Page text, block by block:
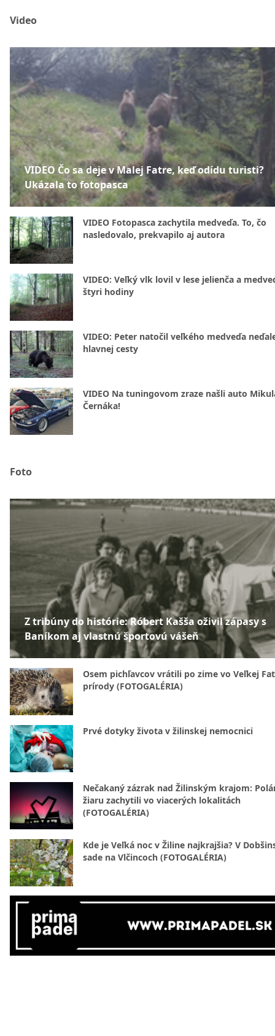
Video
VIDEO Čo sa deje v Malej Fatre, keď odídu turisti?
Ukázala to fotopasca
VIDEO Fotopasca zachytila medveďa. To, čo
nasledovalo, prekvapilo aj autora
VIDEO: Veľký vlk lovil v lese jelienča a
štyri hodiny
VIDEO: Peter natočil veľkého medveďa
hlavnej cesty
VIDEO Na tuningovom zraze našli auto
Černáka!
Foto
Z tribúny do histórie: Róbert Kašša oživil zápasy s
Baníkom aj vlastnú športovú vášeň
Osem pichľavcov vrátili po zime vo Veľkej
prírody (FOTOGALÉRIA)
Prvé dotyky života v žilinskej nemocnici
Nečakaný zázrak nad Žilinským krajom:
žiaru zachytili vo viacerých lokalitách
(FOTOGALÉRIA)
Kde je Veľká noc v Žiline najkrajšia? V
sade na Vlčincoch (FOTOGALÉRIA)